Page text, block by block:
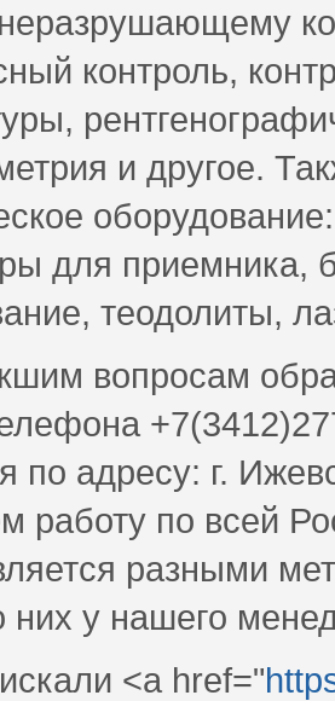
контроль,
и другое.
для приемника,
теодолиты,
вопросам
по адресу: г.
работу по всей
разными
них у нашего
<a href="